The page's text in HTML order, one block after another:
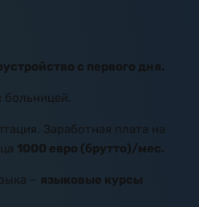
с первого дня.
больницей.
Заработная плата на
1000 евро (брутто)/мес.
– языковые курсы